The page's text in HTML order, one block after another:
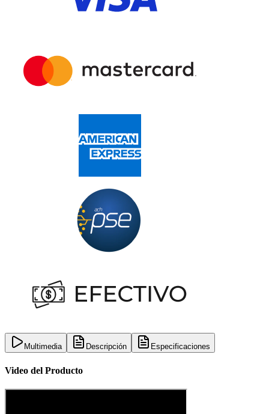
Multimedia Descripción Especificaciones
Video del Producto